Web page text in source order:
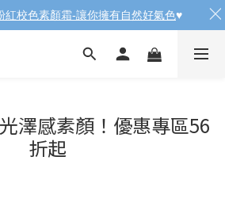
澤感素顏！優惠專區56
折起
紅校色素顏霜-讓你擁有自然好氣色♥️